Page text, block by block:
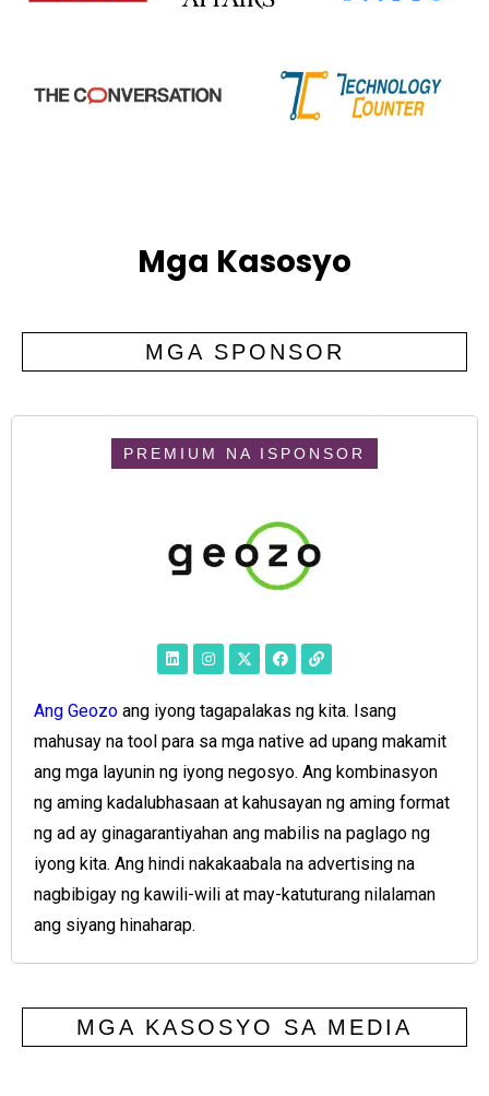
Mga Kasosyo
MGA SPONSOR
PREMIUM NA ISPONSOR
Ang Geozo ang iyong tagapalakas ng kita. Isang
mahusay na tool para sa mga native ad upang makamit
ang mga layunin ng iyong negosyo. Ang kombinasyon
ng aming kadalubhasaan at kahusayan ng aming format
ng ad ay ginagarantiyahan ang mabilis na paglago ng
iyong kita. Ang hindi nakakaabala na advertising na
nagbibigay ng kawili-wili at may-katuturang nilalaman
ang siyang hinaharap.
MGA KASOSYO SA MEDIA